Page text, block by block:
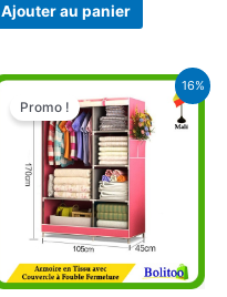
Ajouter au panier
16%
Promo !
Le
prix
initial
était :
22.500 CFA.
Le
actuel
est :